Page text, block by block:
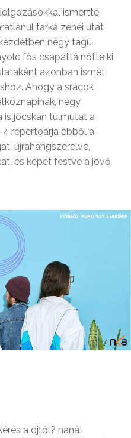
ismertté
tarka zenei utat
négy tagú
fős csapattá nőtte ki
azonban ismét
Ahogy a srácok
négy
is jócskán túlmutat a
repertoárja ebből a
újrahangszerelve,
és képet festve a jövő
a djtől? naná!